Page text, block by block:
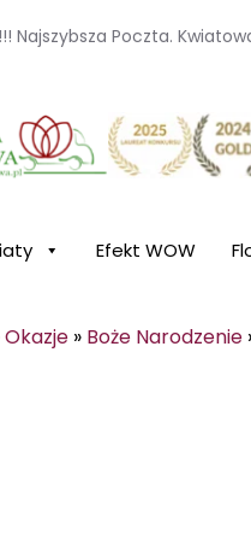
Najszybsza Poczta.
Kwiatowa
Efekt WOW
Okazje » Boże Narodzenie